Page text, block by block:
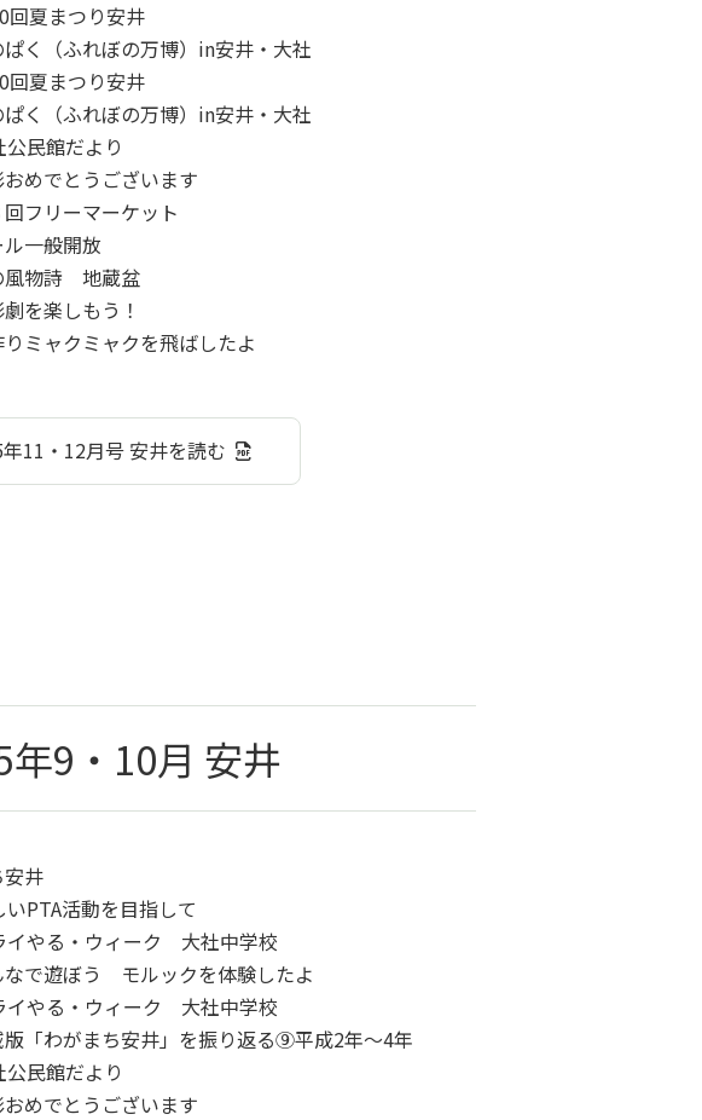
夏まつり安井
（ふれぼの万博）in安井・大社
夏まつり安井
（ふれぼの万博）in安井・大社
民館だより
でとうございます
リーマーケット
一般開放
物詩 地蔵盆
楽しもう！
ャクミャクを飛ばしたよ
11・12月号 安井を読む
年9・10月 安井
井
PTA活動を目指して
やる・ウィーク 大社中学校
で遊ぼう モルックを体験したよ
やる・ウィーク 大社中学校
わがまち安井」を振り返る⑨平成2年～4年
民館だより
でとうございます